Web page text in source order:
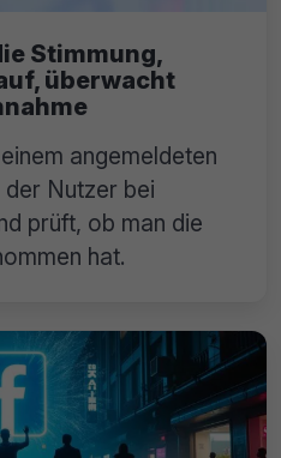
Stimmung,
überwacht
angemeldeten
der Nutzer bei
prüft, ob man die
hat.